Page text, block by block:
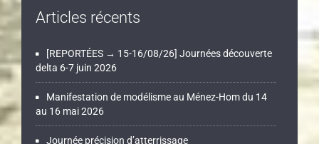
Articles récents
[REPORTÉES → 15-16/08/26] Journées découverte
delta 6-7 juin 2026
Manifestation de modélisme au Ménez-Hom du 14
au 16 mai 2026
Journée précision d’atterrissage